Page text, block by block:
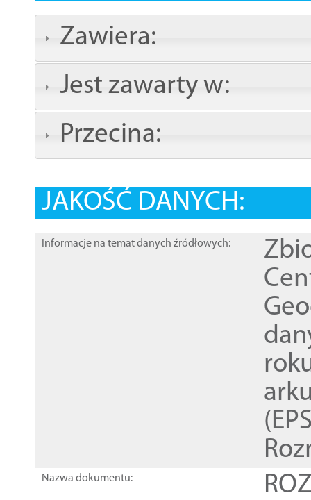
Zawiera:
Jest zawarty w:
Przecina:
JAKOŚĆ DANYCH:
Informacje na temat danych źródłowych:
Nazwa dokumentu: